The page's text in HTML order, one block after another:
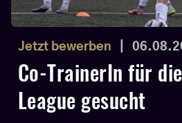
Jetzt bewerben
Co-TrainerIn für
League gesucht